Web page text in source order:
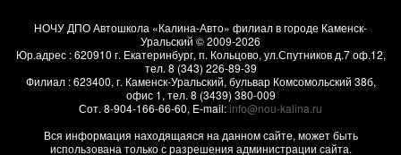
НОЧУ ДПО Автошкола «Калина-Авто» филиал в городе Каменск-
Уральский © 2009-2026
Юр.адрес :620910 г. Екатеринбург, п. Кольцово, ул.Спутников д.7 оф.12,
тел. 8 (343) 226-89-39
Филиал :623400, г. Каменск-Уральский, бульвар Комсомольский 38б,
офис 1, тел. 8 (3439) 380-009
Сот. 8-904-166-66-60, E-mail:info@nou-kalina.ru
Вся информация находящаяся на данном сайте, может быть
использована только с разрешения администрации сайта.